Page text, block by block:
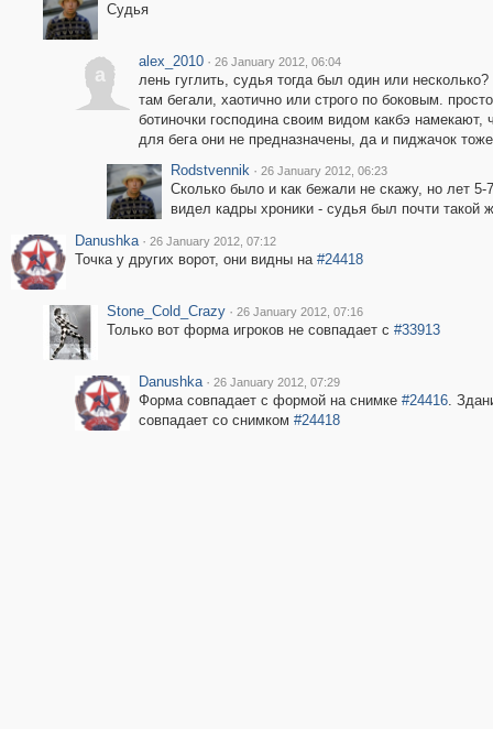
Судья
a
alex_2010 · 26 January 2012, 06:04
лень гуглить, судья тогда был один или несколько?
там бегали, хаотично или строго по боковым. просто
ботиночки господина своим видом какбэ намекают,
для бега они не предназначены, да и пиджачок
Rodstvennik · 26 January 2012, 06:23
Сколько было и как бежали не скажу, но лет 5-
видел кадры хроники - судья был почти такой
Danushka · 26 January 2012, 07:12
Точка у других ворот, они видны на #24418
Stone_Cold_Crazy · 26 January 2012, 07:16
Только вот форма игроков не совпадает с #33913
Danushka · 26 January 2012, 07:29
Форма совпадает с формой на снимке #24416.
совпадает со снимком #24418